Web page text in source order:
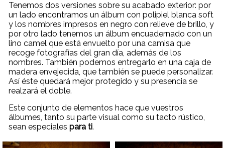
Tenemos dos versiones sobre su acabado exterior: por
un lado encontramos un álbum con polipiel blanca soft
y los nombres impresos en negro con relieve de brillo, y
por otro lado tenemos un álbum encuadernado con un
lino camel que está envuelto por una camisa que
recoge fotografías del gran día, además de los
nombres. También podemos entregarlo en una caja de
madera envejecida, que también se puede personalizar.
Así éste quedará mejor protegido y su presencia se
realzará el doble.
Este conjunto de elementos hace que vuestros
álbumes, tanto su parte visual como su tacto rústico,
sean especiales para ti.